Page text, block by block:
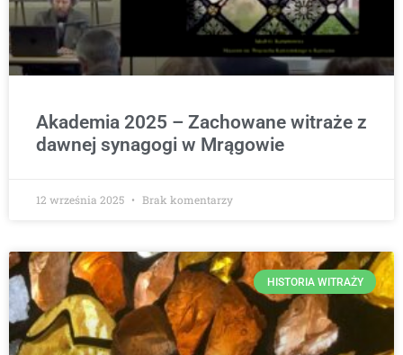
Akademia 2025 – Zachowane witraże z
dawnej synagogi w Mrągowie
12 września 2025 Brak komentarzy
HISTORIA WITRAŻY